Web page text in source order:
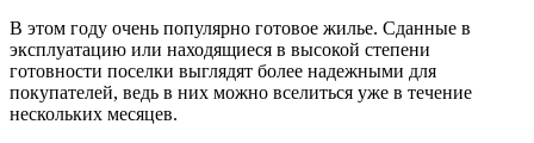
В этом году очень популярно готовое жилье. Сданные в
эксплуатацию или находящиеся в высокой степени
готовности поселки выглядят более надежными для
покупателей, ведь в них можно вселиться уже в течение
нескольких месяцев.